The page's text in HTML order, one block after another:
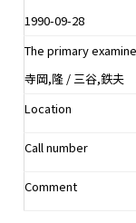
1990-09-28
The primary
寺岡,隆 / 三谷,鉄
Location
Call number
Comment